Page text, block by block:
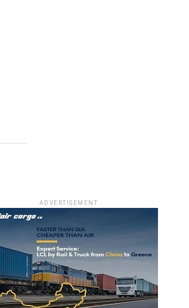
ADVERTISEMENT